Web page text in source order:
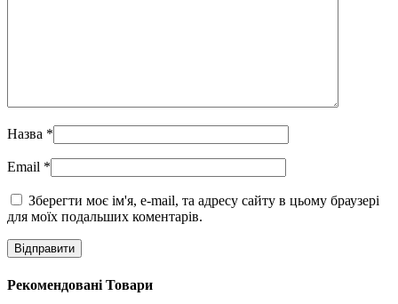
Назва *
Email *
Зберегти моє ім'я, e-mail, та адресу сайту в цьому браузері
для моїх подальших коментарів.
Рекомендовані Товари